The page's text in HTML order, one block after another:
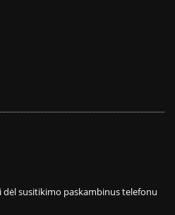
susitikimo paskambinus telefonu